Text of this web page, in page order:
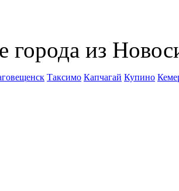
города из
Таксимо Капчагай Купино